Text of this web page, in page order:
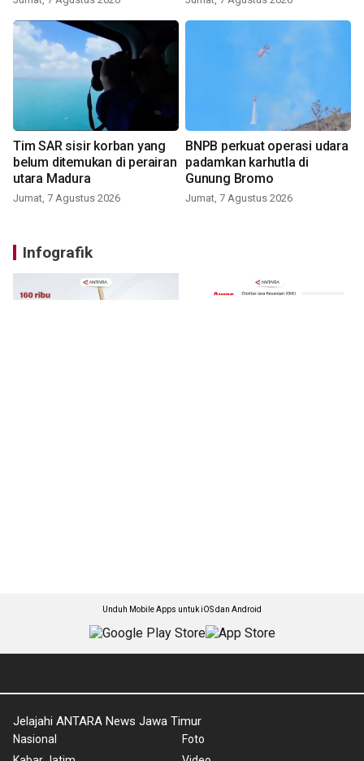
Tim SAR sisir korban yang
belum ditemukan di perairan
utara Madura
Jumat, 7 Agustus 2026
BNPB perkuat operasi udara
padamkan karhutla di
Gunung Bromo
Jumat, 7 Agustus 2026
Infografik
Unduh Mobile Apps untuk iOS dan Android
Jelajahi ANTARA News Jawa Timur
Nasional
Foto